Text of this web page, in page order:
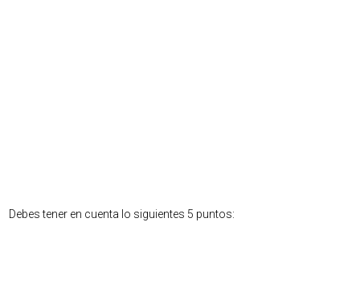
Debes tener en cuenta lo siguientes 5 puntos: